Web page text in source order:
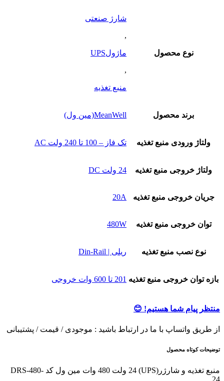
نوع محصول
شارژ صنعتی
,
ماژولUPS
,
منبع تغذیه
برند محصول MeanWell(مین ول)
ولتاژ ورودی منبع تغذیه تک فاز – 100 تا 240 ولت AC
ولتاژ خروجی منبع تغذیه 24 ولت DC
جریان خروجی منبع تغذیه 20A
توان خروجی منبع تغذیه 480W
نوع نصب منبع تغذیه ریلی | Din-Rail
بازه توان خروجی منبع تغذیه 201 تا 600 وات خروجی
منتظر پیام شما هستیم! 😊
از طریق واتساپ با ما در ارتباط باشید : موجودی / قیمت / پشتیبانی
توضیحات کوتاه محصول
منبع تغذیه و شارژر(UPS) 24 ولت 480 وات مین ول کد DRS-480-
24